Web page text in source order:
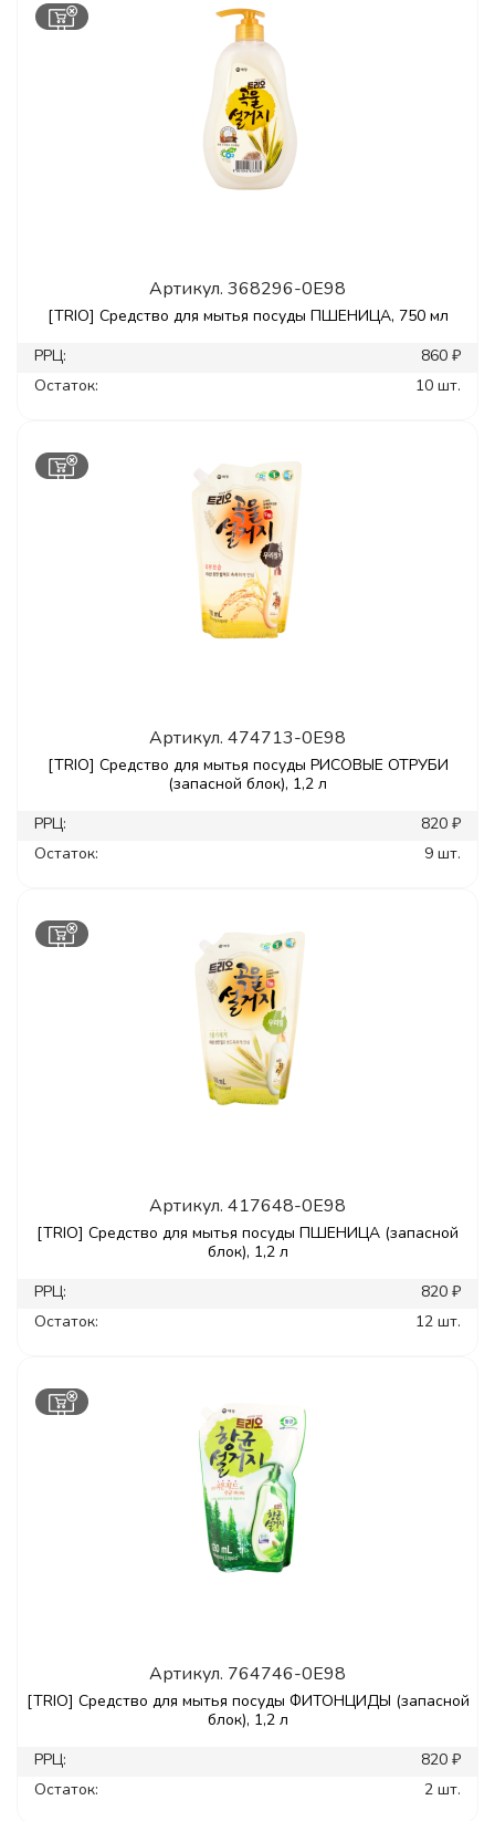
Артикул. 368296-0E98
[TRIO] Средство для мытья посуды ПШЕНИЦА, 750 мл
РРЦ:
860 ₽
Остаток:
10 шт.
Артикул. 474713-0E98
[TRIO] Средство для мытья посуды РИСОВЫЕ ОТРУБИ
(запасной блок), 1,2 л
РРЦ:
820 ₽
Остаток:
9 шт.
Артикул. 417648-0E98
[TRIO] Средство для мытья посуды ПШЕНИЦА (запасной
блок), 1,2 л
РРЦ:
820 ₽
Остаток:
12 шт.
Артикул. 764746-0E98
[TRIO] Средство для мытья посуды ФИТОНЦИДЫ (запасной
блок), 1,2 л
РРЦ:
820 ₽
Остаток:
2 шт.